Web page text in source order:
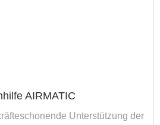
AIRMATIC
Unterstützung der